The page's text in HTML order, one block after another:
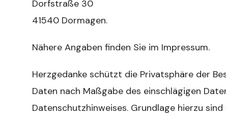
Dorfstraße 30
41540 Dormagen.
Nähere Angaben finden Sie im Impressum.
Herzgedanke schützt die Privatsphäre der
Daten nach Maßgabe des einschlägigen
Datenschutzhinweises. Grundlage hierzu